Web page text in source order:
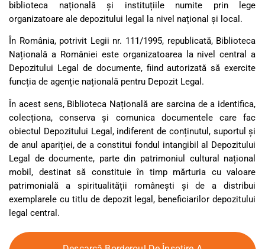
biblioteca națională și instituțiile numite prin lege
organizatoare ale depozitului legal la nivel național și local.
În România, potrivit Legii nr. 111/1995, republicată, Biblioteca
Națională a României este organizatoarea la nivel central a
Depozitului Legal de documente, fiind autorizată să exercite
funcția de agenție națională pentru Depozit Legal.
În acest sens, Biblioteca Națională are sarcina de a identifica,
colecționa, conserva și comunica documentele care fac
obiectul Depozitului Legal, indiferent de conținutul, suportul și
de anul apariției, de a constitui fondul intangibil al Depozitului
Legal de documente, parte din patrimoniul cultural național
mobil, destinat să constituie în timp mărturia cu valoare
patrimonială a spiritualității românești și de a distribui
exemplarele cu titlu de depozit legal, beneficiarilor depozitului
legal central.